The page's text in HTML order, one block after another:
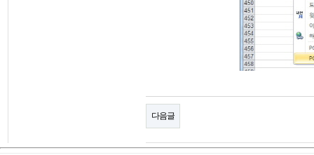
다음글